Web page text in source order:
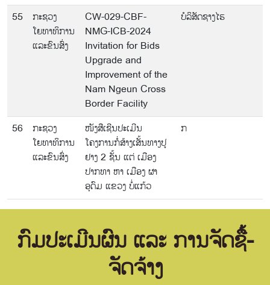
55
ກະຊວງ
ໂຍທາທິການ
ແລະຂົນສົ່ງ
CW-029-CBF-
NMG-ICB-2024
Invitation for Bids
Upgrade and
Improvement of the
Nam Ngeun Cross
Border Facility
ບໍລິສັດຊາງໄຮ
56
ກະຊວງ
ໂຍທາທິການ
ແລະຂົນສົ່ງ
ໜັງສືເຊີນປະເມີນ
ໂຄງການກໍ່ສ້າງເສັ້ນທາງປູ
ຢາງ 2 ຊັ້ນ ແຕ່ ເມືອງ
ປາກທາ ຫາ ເມືອງ ຜາ
ອຸດົມ ແຂວງ ບໍ່ແກ້ວ
ກ
ກົມປະເມີນຜົນ ແລະ ການຈັດຊື້-
ຈັດຈ້າງ